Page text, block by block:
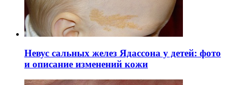
Невус сальных желез Ядассона у детей: фото
и описание изменений кожи